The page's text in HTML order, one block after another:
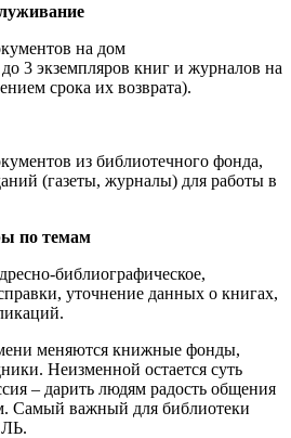
на дом
3 экземпляров книг и журналов на
срока их возврата).
из библиотечного фонда,
(газеты, журналы) для работы в
по темам
библиографическое,
уточнение данных о книгах,
меняются книжные фонды,
Неизменной остается суть
– дарить людям радость общения
Самый важный для библиотеки